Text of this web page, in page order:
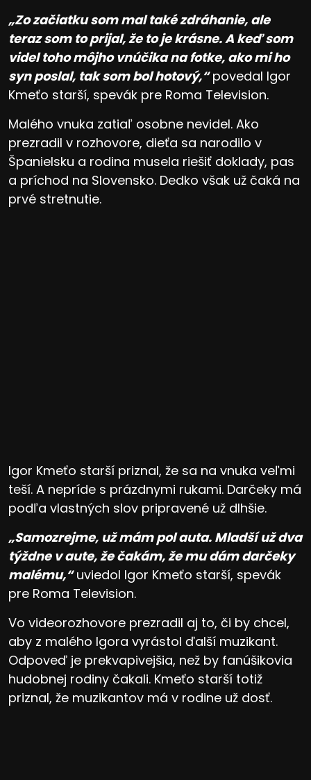
„Zo začiatku som mal také zdráhanie, ale
teraz som to prijal, že to je krásne. A keď som
videl toho môjho vnúčika na fotke, ako mi ho
syn poslal, tak som bol hotový,“povedal Igor
Kmeťo starší, spevák pre Roma Television.
Malého vnuka zatiaľ osobne nevidel. Ako
prezradil v rozhovore, dieťa sa narodilo v
Španielsku a rodina musela riešiť doklady, pas
a príchod na Slovensko. Dedko však už čaká na
prvé stretnutie.
Igor Kmeťo starší priznal, že sa na vnuka veľmi
teší. A nepríde s prázdnymi rukami. Darčeky má
podľa vlastných slov pripravené už dlhšie.
„Samozrejme, už mám pol auta. Mladší už dva
týždne v aute, že čakám, že mu dám darčeky
malému,“uviedol Igor Kmeťo starší, spevák
pre Roma Television.
Vo videorozhovore prezradil aj to, či by chcel,
aby z malého Igora vyrástol ďalší muzikant.
Odpoveď je prekvapivejšia, než by fanúšikovia
hudobnej rodiny čakali. Kmeťo starší totiž
priznal, že muzikantov má v rodine už dosť.